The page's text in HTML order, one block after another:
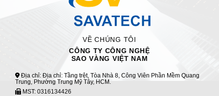
VỀ CHÚNG TÔI
CÔNG TY CÔNG NGHỆ
SAO VÀNG VIỆT NAM
Địa chỉ: Địa chỉ: Tầng trệt, Tòa Nhà 8, Công Viên Phần Mềm Quang
Trung, Phường Trung Mỹ Tây, HCM.
MST: 0316134426